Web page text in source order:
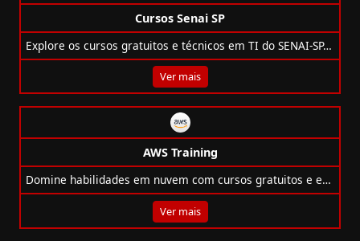
Cursos Senai SP
Explore os cursos gratuitos e técnicos em TI do SENAI-SP, como programação, IA, blockchain, segurança e redes, todos 100% online.
Ver mais
AWS Training
Domine habilidades em nuvem com cursos gratuitos e em português da AWS Skill Builder — da introdução à IA ao preparo para certificações.
Ver mais